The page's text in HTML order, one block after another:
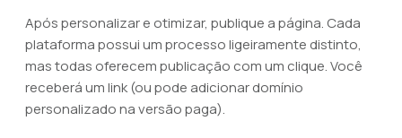
Após personalizar e otimizar, publique a página. Cada
plataforma possui um processo ligeiramente distinto,
mas todas oferecem publicação com um clique. Você
receberá um link (ou pode adicionar domínio
personalizado na versão paga).